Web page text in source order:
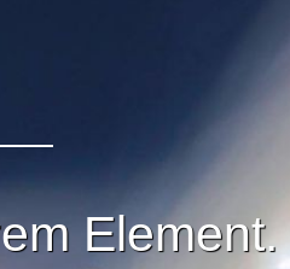
Element.